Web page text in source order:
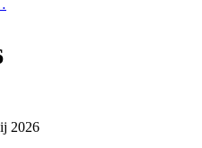
2026